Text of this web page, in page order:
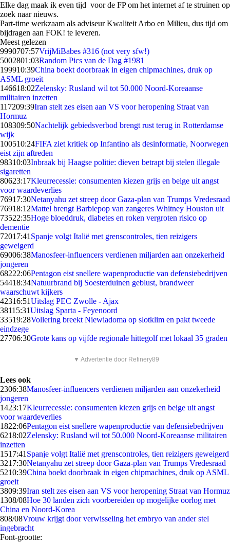
Elke dag maak ik even tijd voor de FP om het internet af te struinen op
zoek naar nieuws.
Part-time werkzaam als adviseur Kwaliteit Arbo en Milieu, dus tijd om
bijdragen aan FOK! te leveren.
Meest gelezen
9990707:57VrijMiBabes #316 (not very sfw!)
5002801:03Random Pics van de Dag #1981
199910:39China boekt doorbraak in eigen chipmachines, druk op
ASML groeit
146618:02Zelensky: Rusland wil tot 50.000 Noord-Koreaanse
militairen inzetten
117209:39Iran stelt zes eisen aan VS voor heropening Straat van
Hormuz
108309:50Nachtelijk gebiedsverbod brengt rust terug in Rotterdamse
wijk
100510:24FIFA ziet kritiek op Infantino als desinformatie, Noorwegen
eist zijn aftreden
98310:03Inbraak bij Haagse politie: dieven betrapt bij stelen illegale
sigaretten
80623:17Kleurrecessie: consumenten kiezen grijs en beige uit angst
voor waardeverlies
76917:30Netanyahu zet streep door Gaza-plan van Trumps Vredesraad
76918:12Mattel brengt Barbiepop van zangeres Whitney Houston uit
73522:35Hoge bloeddruk, diabetes en roken vergroten risico op
dementie
72017:41 Spanje volgt Italië met grenscontroles, tien reizigers
geweigerd
69006:38Manosfeer-influencers verdienen miljarden aan onzekerheid
jongeren
68222:06Pentagon eist snellere wapenproductie van defensiebedrijven
54418:34Natuurbrand bij Soesterduinen geblust, brandweer
waarschuwt kijkers
42316:51Uitslag PEC Zwolle - Ajax
38115:31Uitslag Sparta - Feyenoord
33519:28Vollering breekt Niewiadoma op slotklim en pakt tweede
eindzege
27706:30Grote kans op vijfde regionale hittegolf met lokaal 35 graden
▼ Advertentie door Refinery89
Lees ook
2306:38Manosfeer-influencers verdienen miljarden aan onzekerheid
jongeren
1423:17Kleurrecessie: consumenten kiezen grijs en beige uit angst
voor waardeverlies
1822:06Pentagon eist snellere wapenproductie van defensiebedrijven
6218:02Zelensky: Rusland wil tot 50.000 Noord-Koreaanse militairen
inzetten
1517:41 Spanje volgt Italië met grenscontroles, tien reizigers geweigerd
3217:30Netanyahu zet streep door Gaza-plan van Trumps Vredesraad
5210:39China boekt doorbraak in eigen chipmachines, druk op ASML
groeit
3809:39Iran stelt zes eisen aan VS voor heropening Straat van Hormuz
1308/08Hoe 30 landen zich voorbereiden op mogelijke oorlog met
China en Noord-Korea
808/08Vrouw krijgt door verwisseling het embryo van ander stel
ingebracht
Font-grootte: